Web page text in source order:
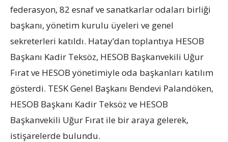
federasyon, 82 esnaf ve sanatkarlar odaları birliği
başkanı, yönetim kurulu üyeleri ve genel
sekreterleri katıldı. Hatay’dan toplantıya HESOB
Başkanı Kadir Teksöz, HESOB Başkanvekili Uğur
Fırat ve HESOB yönetimiyle oda başkanları katılım
gösterdi. TESK Genel Başkanı Bendevi Palandöken,
HESOB Başkanı Kadir Teksöz ve HESOB
Başkanvekili Uğur Fırat ile bir araya gelerek,
istişarelerde bulundu.